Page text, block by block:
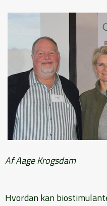
Af Aage Krogsdam
Hvordan kan